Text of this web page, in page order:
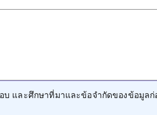
บ และศึกษาที่มาและข้อจำกัดของข้อมูล